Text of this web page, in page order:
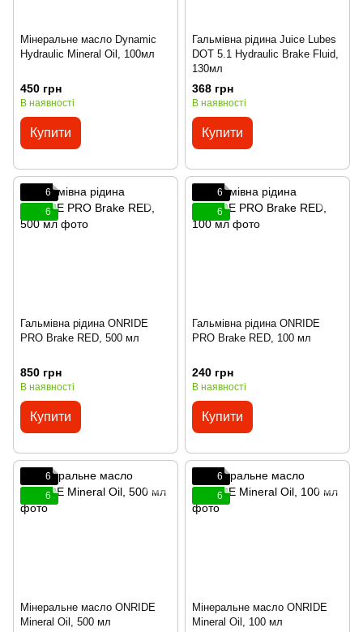
Мінеральне масло Dynamic
Hydraulic Mineral Oil, 100мл
450 грн
В наявності
Купити
Гальмівна рідина Juice Lubes
DOT 5.1 Hydraulic Brake Fluid,
130мл
368 грн
В наявності
Купити
6
6
Гальмівна рідина ONRIDE
PRO Brake RED, 500 мл
850 грн
В наявності
Купити
6
6
Гальмівна рідина ONRIDE
PRO Brake RED, 100 мл
240 грн
В наявності
Купити
6
6
Мінеральне масло ONRIDE
Mineral Oil, 500 мл
6
6
Мінеральне масло ONRIDE
Mineral Oil, 100 мл